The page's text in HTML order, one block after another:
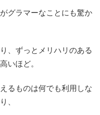
グラマーなことにも驚か
、ずっとメリハリのある
いほど。
るものは何でも利用しな
、